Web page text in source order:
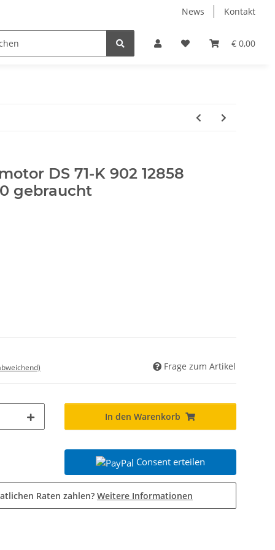
News Kontakt
€ 0,00
DS 71-K 902 12858
gebraucht
Frage zum Artikel
In den Warenkorb
Consent erteilen
Raten zahlen? Weitere Informationen